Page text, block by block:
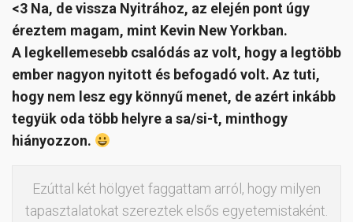
<3 Na, de vissza Nyitrához, az elején pont úgy
éreztem magam, mint Kevin New Yorkban.
A legkellemesebb csalódás az volt, hogy a legtöbb
ember nagyon nyitott és befogadó volt. Az tuti,
hogy nem lesz egy könnyű menet, de azért inkább
tegyük oda több helyre a sa/si-t, minthogy
hiányozzon.
Ezúttal két hölgyet faggattam arról, hogy milyen
tapasztalatokat szereztek elsős egyetemistaként.